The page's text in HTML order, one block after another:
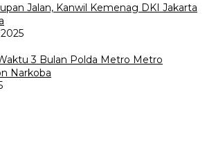
Jalan, Kanwil Kemenag DKI Jakarta
3 Bulan Polda Metro Metro
Narkoba